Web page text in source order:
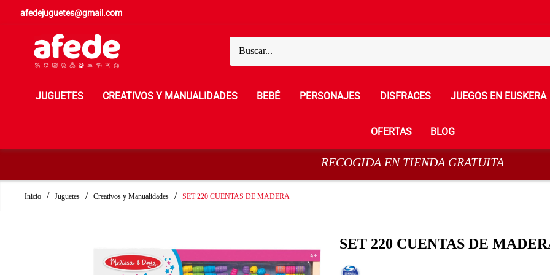
afedejuguetes@gmail.com
JUGUETES CREATIVOS Y MANUALIDADES BEBÉ PERSONAJES DISFRACES JUEGOS EN EUSKERA
OFERTAS BLOG
RECOGIDA EN TIENDA GRATUITA
Inicio Juguetes Creativos y Manualidades SET 220 CUENTAS DE MADERA
SET 220 CUENTAS DE